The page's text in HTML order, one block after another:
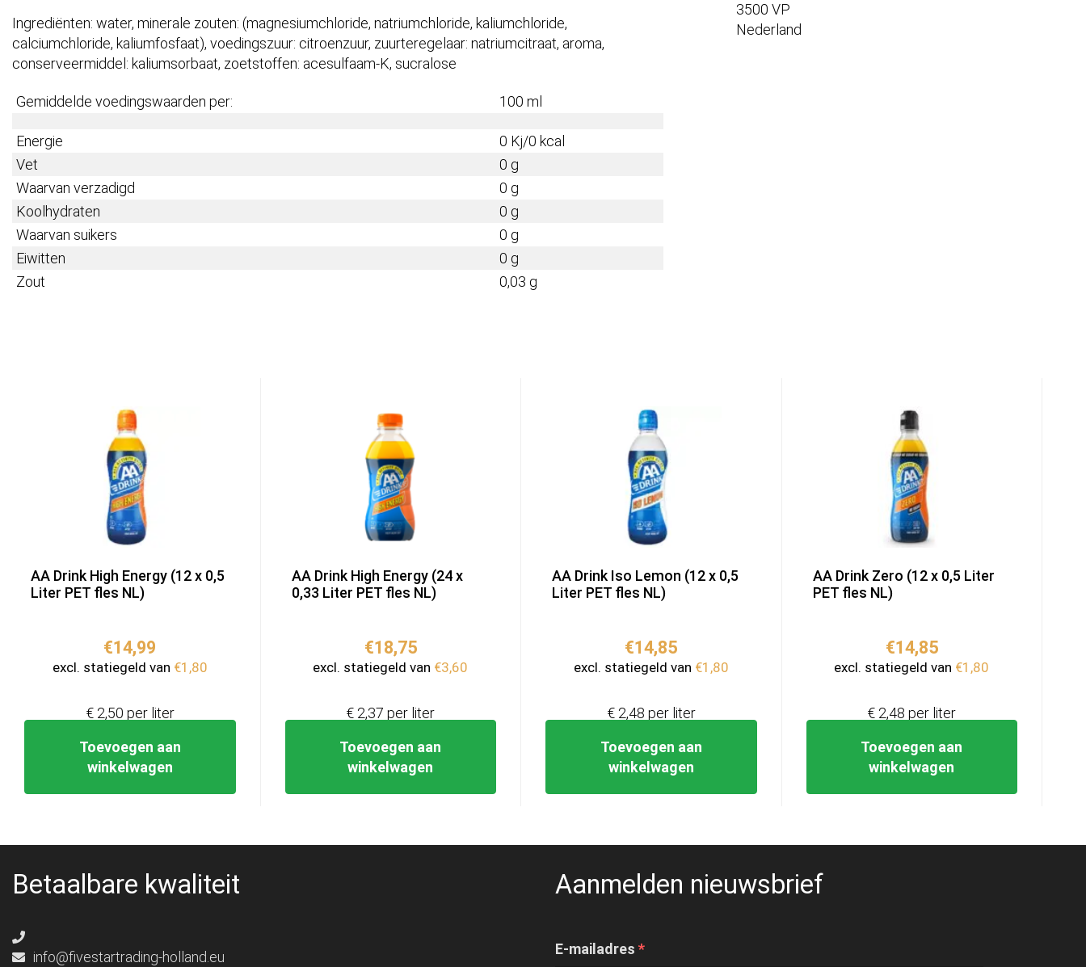
Ingrediënten: water, minerale zouten: (magnesiumchloride, natriumchloride, kaliumchloride,
calciumchloride, kaliumfosfaat), voedingszuur: citroenzuur, zuurteregelaar: natriumcitraat, aroma,
conserveermiddel: kaliumsorbaat, zoetstoffen: acesulfaam-K, sucralose
Gemiddelde voedingswaarden per: 100 ml
Energie
0 Kj/0 kcal
Vet
0 g
Waarvan verzadigd
0 g
Koolhydraten
0 g
Waarvan suikers
0 g
Eiwitten
0 g
Zout
0,03 g
3500 VP
Nederland
AA Drink High Energy (12 x 0,5
Liter PET fles NL)
€14,99
excl. statiegeld van €1,80
Toevoegen aan
winkelwagen
€ 2,50 per liter
AA Drink High Energy (24 x
0,33 Liter PET fles NL)
€18,75
excl. statiegeld van €3,60
Toevoegen aan
winkelwagen
€ 2,37 per liter
AA Drink Iso Lemon (12 x 0,5
Liter PET fles NL)
€14,85
excl. statiegeld van €1,80
Toevoegen aan
winkelwagen
€ 2,48 per liter
AA Drink Zero (12 x 0,5 Liter
PET fles NL)
€14,85
excl. statiegeld van €1,80
Toevoegen aan
winkelwagen
€ 2,48 per liter
Betaalbare kwaliteit
info@fivestartrading-holland.eu
Aanmelden nieuwsbrief
E-mailadres *